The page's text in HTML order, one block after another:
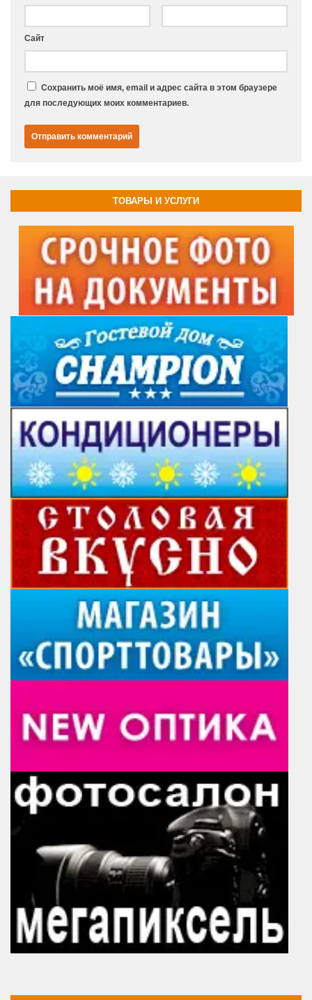
Сайт
Сохранить моё имя, email и адрес сайта в этом браузере
для последующих моих комментариев.
ТОВАРЫ И УСЛУГИ